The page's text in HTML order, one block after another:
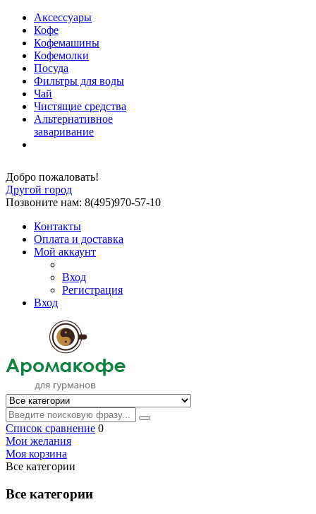
Аксессуары
Кофе
Кофемашины
Кофемолки
Посуда
Фильтры для воды
Чай
Чистящие средства
Альтернативное
заваривание
Добро пожаловать!
Другой город
Позвоните нам: 8(495)970-57-10
Контакты
Оплата и доставка
Мой аккаунт
Вход
Регистрация
Вход
Список сравнение 0
Мои желания
Моя корзина
Все категории
Все категории